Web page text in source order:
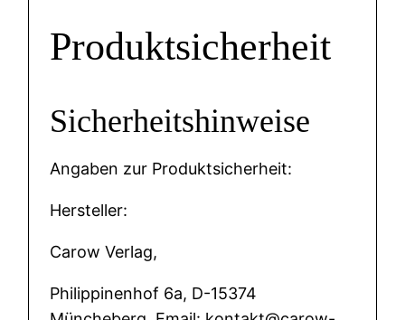
Produktsicherheit
Sicherheitshinweise
Angaben zur Produktsicherheit:
Hersteller:
Carow Verlag,
Philippinenhof 6a, D-15374